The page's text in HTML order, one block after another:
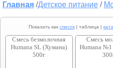
Главная /Детское питание /
Показать как список | таблица |
Смесь безмолочная
Humana SL (Хумана)
500г
Смесь
Humana №1